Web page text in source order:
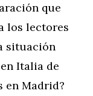
que
los lectores
situación
Italia de
en Madrid?